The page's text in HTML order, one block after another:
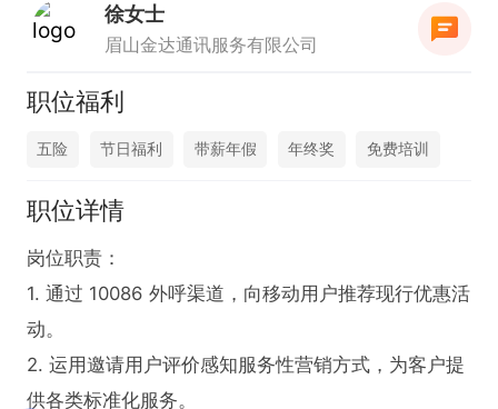
徐女士
眉山金达通讯服务有限公司
职位福利
五险 节日福利 带薪年假 年终奖 免费培训
职位详情
岗位职责：
1. 通过 10086 外呼渠道，向移动用户推荐现行优惠活
动。
2. 运用邀请用户评价感知服务性营销方式，为客户提
供各类标准化服务。